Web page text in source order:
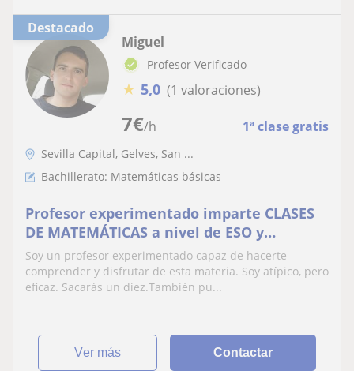
Destacado
7€/h 1ª clase gratis
Miguel
Profesor Verificado
★ 5,0 (1 valoraciones)
Sevilla Capital, Gelves, San ...
Bachillerato: Matemáticas básicas
Profesor experimentado imparte CLASES
DE MATEMÁTICAS a nivel de ESO y
Bachillerato
Soy un profesor experimentado capaz de hacerte
comprender y disfrutar de esta materia. Soy atípico, pero
eficaz. Sacarás un diez.También pu...
ver más Contactar